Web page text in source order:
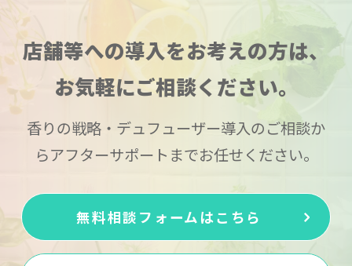
店舗等への導入をお考えの方は、
お気軽にご相談ください。
香りの戦略・デュフューザー導入のご相談か
らアフターサポートまでお任せください。
無料相談フォームはこちら